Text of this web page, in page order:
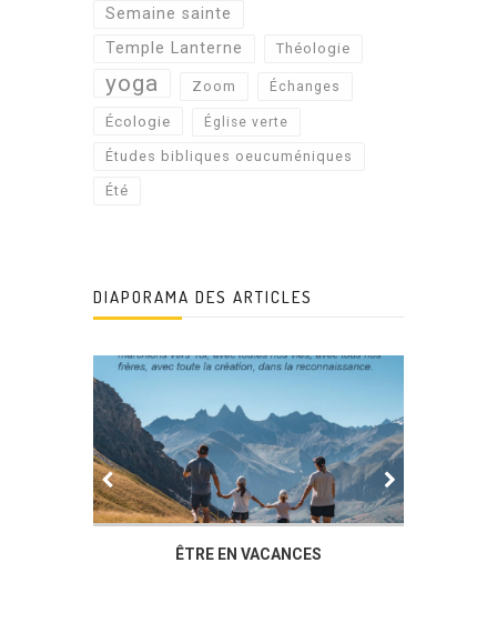
Semaine sainte
Temple Lanterne
Théologie
yoga Zoom Échanges
Écologie Église verte
Études bibliques oeucuméniques
Été
DIAPORAMA DES ARTICLES
ÊTRE EN VACANCES